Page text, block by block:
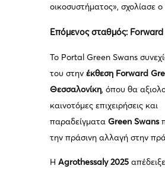
οικοσυστήματος», σχολίασε
Επόμενος σταθμός:
Το Portal Green Swans
του στηνέκθεση Forward
Θεσσαλονίκη, όπου θα
καινοτόμες επιχειρήσεις και
παραδείγματαGreen Swans
την πράσινη αλλαγή στην
ΗAgrothessaly 2025